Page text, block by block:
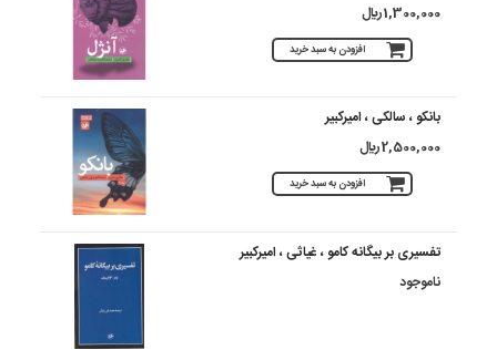
1,300,000 ريال
افزودن به سبد خرید
بانکو ، سالکی ، امیرکبیر
2,500,000 ريال
افزودن به سبد خرید
تفسیری بر بیگانه کامو ، غیاثی ، امیرکبیر
ناموجود